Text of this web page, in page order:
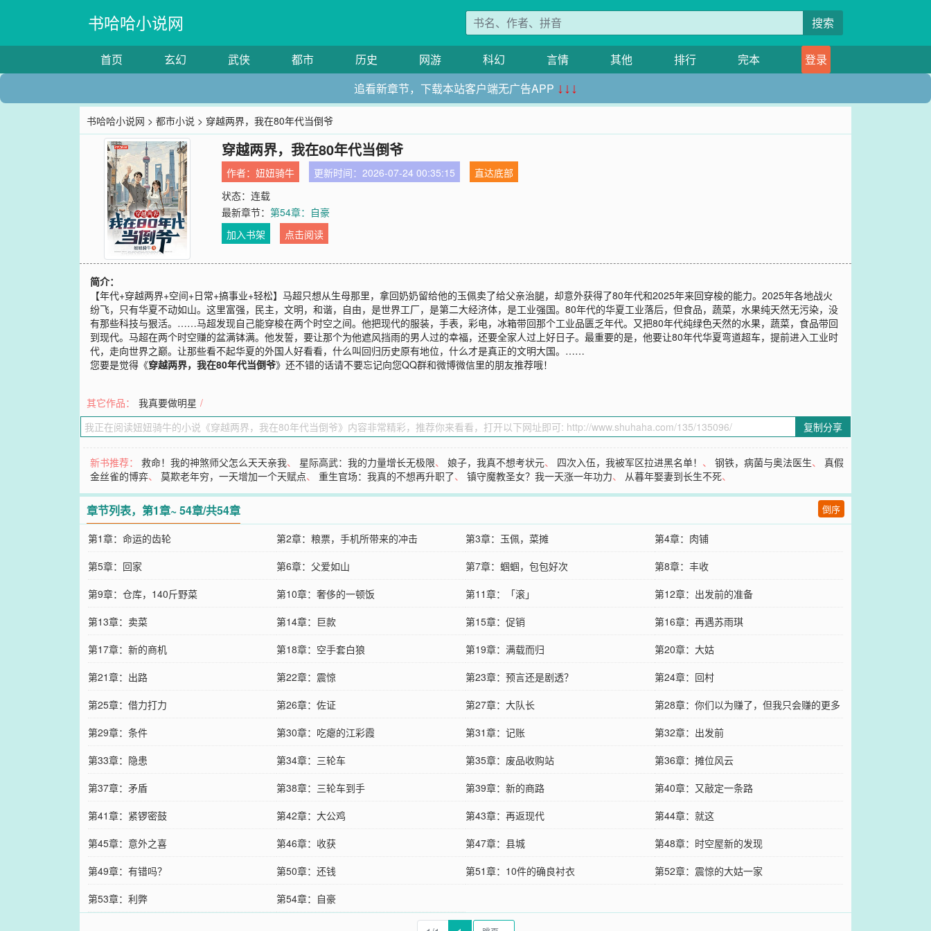
书哈哈小说网 搜索
首页 玄幻 武侠 都市 历史 网游 科幻 言情 其他 排行 完本
登录
追看新章节，下载本站客户端无广告APP ↓↓↓
书哈哈小说网 >都市小说 > 穿越两界，我在80年代当倒爷
穿越两界，我在80年代当倒爷
作者：妞妞骑牛 更新时间：2026-07-24 00:35:15
直达底部
状态：连载
最新章节：第54章：自豪
加入书架
点击阅读
简介：
【年代+穿越两界+空间+日常+搞事业+轻松】马超只想从生母那里，拿回奶奶留给他的玉佩卖了给父亲治腿，却意外获得了80年代和2025年来回穿梭的能力。2025年各地战火
纷飞，只有华夏不动如山。这里富强，民主，文明，和谐，自由，是世界工厂，是第二大经济体，是工业强国。80年代的华夏工业落后，但食品，蔬菜，水果纯天然无污染，没
有那些科技与狠活。……马超发现自己能穿梭在两个时空之间。他把现代的服装，手表，彩电，冰箱带回那个工业品匮乏年代。又把80年代纯绿色天然的水果，蔬菜，食品带回
到现代。马超在两个时空赚的盆满钵满。他发誓，要让那个为他遮风挡雨的男人过的幸福，还要全家人过上好日子。最重要的是，他要让80年代华夏弯道超车，提前进入工业时
代，走向世界之巅。让那些看不起华夏的外国人好看看，什么叫回归历史原有地位，什么才是真正的文明大国。……
您要是觉得《穿越两界，我在80年代当倒爷》还不错的话请不要忘记向您QQ群和微博微信里的朋友推荐哦！
其它作品： 我真要做明星 /
复制分享
新书推荐：救命！我的神煞师父怎么天天亲我、 星际高武：我的力量增长无极限、娘子，我真不想考状元、 四次入伍，我被军区拉进黑名单！ 、钢铁，病菌与奥法医生、真假
金丝雀的博弈、莫欺老年穷，一天增加一个天赋点、重生官场：我真的不想再升职了、镇守魔教圣女？我一天涨一年功力、 从暮年娶妻到长生不死、
章节列表，第1章~ 54章/共54章 倒序
第1章：命运的齿轮 第2章：粮票，手机所带来的冲击 第3章：玉佩，菜摊
第4章：肉铺
第5章：回家
第6章：父爱如山 第7章：蝈蝈，包包好次
第8章：丰收
第9章：仓库，140斤野菜
第10章：奢侈的一顿饭 第11章：「滚」
第12章：出发前的准备
第13章：卖菜
第14章：巨款 第15章：促销
第16章：再遇苏雨琪
第17章：新的商机
第18章：空手套白狼 第19章：满载而归
第20章：大姑
第21章：出路
第22章：震惊 第23章：预言还是剧透？
第24章：回村
第25章：借力打力
第26章：佐证 第27章：大队长
第28章：你们以为赚了，但我只会赚的更多
第29章：条件
第30章：吃瘪的江彩霞 第31章：记账
第32章：出发前
第33章：隐患
第34章：三轮车 第35章：废品收购站
第36章：摊位风云
第37章：矛盾
第38章：三轮车到手 第39章：新的商路
第40章：又敲定一条路
第41章：紧锣密鼓
第42章：大公鸡 第43章：再返现代
第44章：就这
第45章：意外之喜
第46章：收获 第47章：县城
第48章：时空屋新的发现
第49章：有错吗？
第50章：还钱 第51章：10件的确良衬衣
第52章：震惊的大姑一家
第53章：利弊
第54章：自豪